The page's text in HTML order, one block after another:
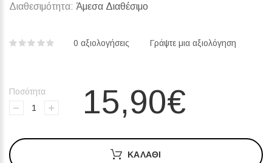
Διαθεσιμότητα: Άμεσα Διαθέσιμο
0 αξιολογήσεις‎ Γράψτε μια αξιολόγηση
Ποσότητα 15,90€
ΚΑΛΆΘΙ